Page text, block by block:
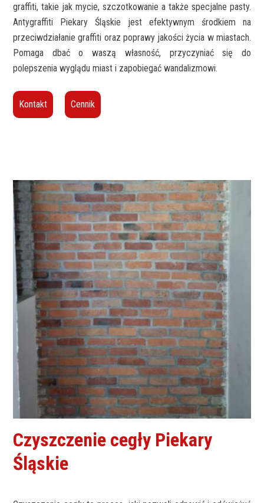
graffiti, takie jak mycie, szczotkowanie a także specjalne pasty.
Antygraffiti Piekary Śląskie jest efektywnym środkiem na
przeciwdziałanie graffiti oraz poprawy jakości życia w miastach.
Pomaga dbać o waszą własność, przyczyniać się do
polepszenia wyglądu miast i zapobiegać wandalizmowi.
Kontakt Cennik
Czyszczenie cegły Piekary
Śląskie